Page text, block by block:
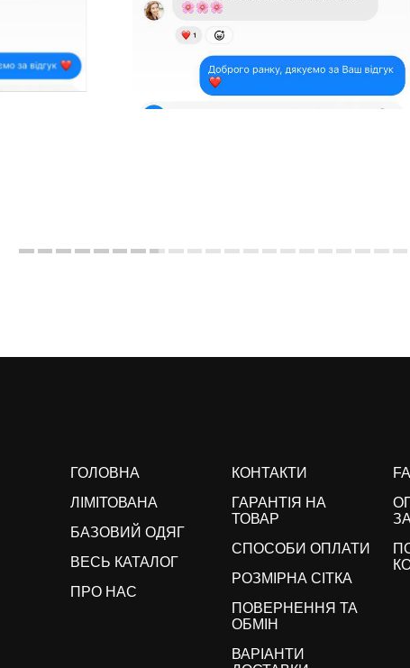
ГОЛОВНА
ЛІМІТОВАНА
БАЗОВИЙ ОДЯГ
ВЕСЬ КАТАЛОГ
ПРО НАС
КОНТАКТИ
ГАРАНТІЯ НА
ТОВАР
СПОСОБИ ОПЛАТИ
РОЗМІРНА СІТКА
ПОВЕРНЕННЯ ТА
ОБМІН
ВАРІАНТИ